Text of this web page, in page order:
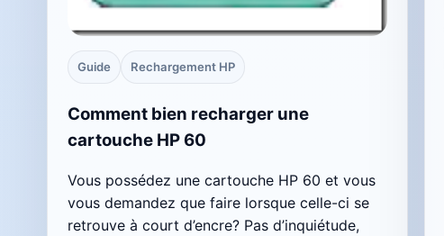
Guide Rechargement HP
Comment bien recharger une
cartouche HP 60
Vous possédez une cartouche HP 60 et vous
vous demandez que faire lorsque celle-ci se
retrouve à court d’encre? Pas d’inquiétude,